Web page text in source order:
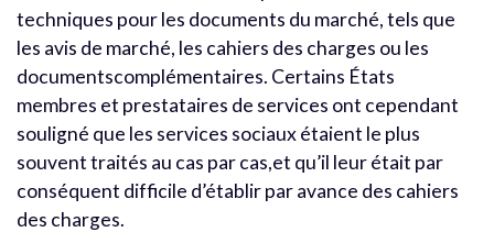
techniques pour les documents du marché, tels que
les avis de marché, les cahiers des charges ou les
documentscomplémentaires. Certains États
membres et prestataires de services ont cependant
souligné que les services sociaux étaient le plus
souvent traités au cas par cas,et qu’il leur était par
conséquent difficile d’établir par avance des cahiers
des charges.